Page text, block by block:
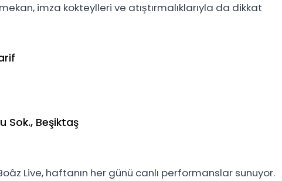
imza kokteylleri ve atıştırmalıklarıyla da dikkat
Sok., Beşiktaş
Live, haftanın her günü canlı performanslar sunuyor.